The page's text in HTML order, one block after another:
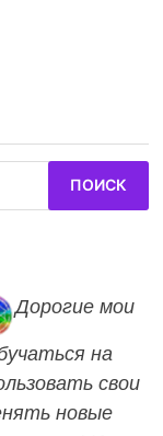
Дорогие мои
на
свои
новые